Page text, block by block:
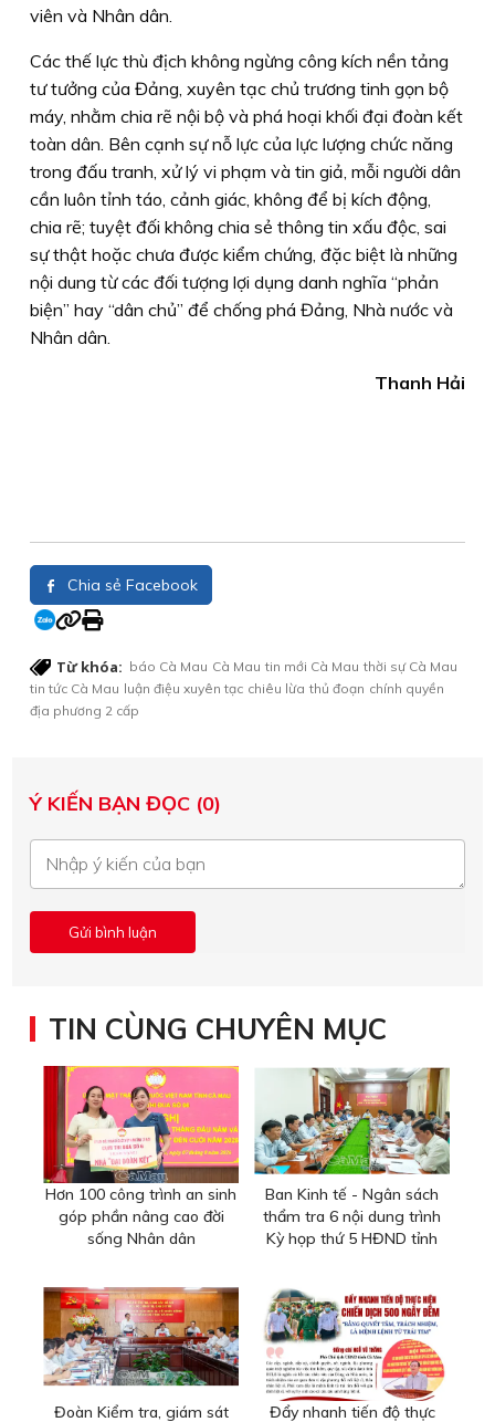
viên và Nhân dân.
Các thế lực thù địch không ngừng công kích nền tảng
tư tưởng của Đảng, xuyên tạc chủ trương tinh gọn bộ
máy, nhằm chia rẽ nội bộ và phá hoại khối đại đoàn kết
toàn dân. Bên cạnh sự nỗ lực của lực lượng chức năng
trong đấu tranh, xử lý vi phạm và tin giả, mỗi người dân
cần luôn tỉnh táo, cảnh giác, không để bị kích động,
chia rẽ; tuyệt đối không chia sẻ thông tin xấu độc, sai
sự thật hoặc chưa được kiểm chứng, đặc biệt là những
nội dung từ các đối tượng lợi dụng danh nghĩa “phản
biện” hay “dân chủ” để chống phá Đảng, Nhà nước và
Nhân dân.
Thanh Hải
Chia sẻ Facebook
Từ khóa: báo Cà Mau Cà Mau tin mới Cà Mau thời sự Cà Mau
tin tức Cà Mau luận điệu xuyên tạc chiêu lừa thủ đoạn chính quyền
địa phương 2 cấp
Ý KIẾN BẠN ĐỌC (0)
TIN CÙNG CHUYÊN MỤC
Hơn 100 công trình an sinh
góp phần nâng cao đời
sống Nhân dân
Ban Kinh tế - Ngân sách
thẩm tra 6 nội dung trình
Kỳ họp thứ 5 HĐND tỉnh
Đoàn Kiểm tra, giám sát
Đẩy nhanh tiến độ thực